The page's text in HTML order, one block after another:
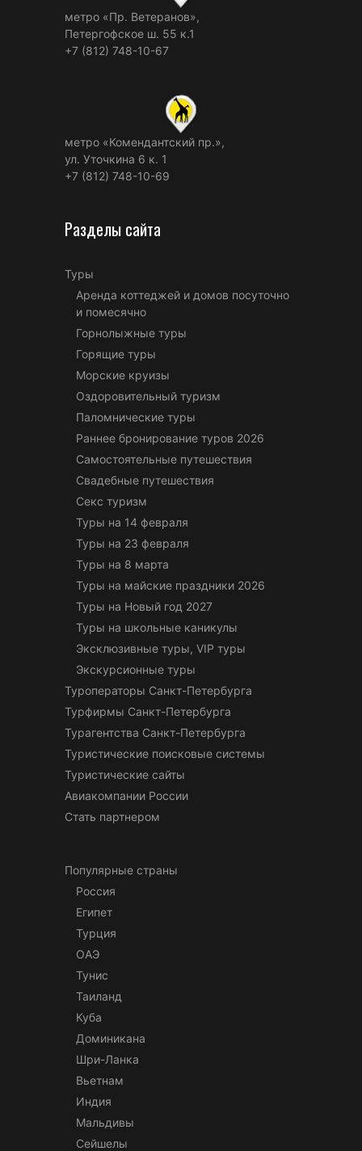
метро «Пр. Ветеранов»,
Петергофское ш. 55 к.1
+7 (812) 748-10-67
метро «Комендантский пр.»,
ул. Уточкина 6 к. 1
+7 (812) 748-10-69
Разделы сайта
Туры
Аренда коттеджей и домов посуточно
и помесячно
Горнолыжные туры
Горящие туры
Морские круизы
Оздоровительный туризм
Паломнические туры
Раннее бронирование туров 2026
Самостоятельные путешествия
Свадебные путешествия
Секс туризм
Туры на 14 февраля
Туры на 23 февраля
Туры на 8 марта
Туры на майские праздники 2026
Туры на Новый год 2027
Туры на школьные каникулы
Эксклюзивные туры, VIP туры
Экскурсионные туры
Туроператоры Санкт-Петербурга
Турфирмы Санкт-Петербурга
Турагентства Санкт-Петербурга
Туристические поисковые системы
Туристические сайты
Авиакомпании России
Стать партнером
Популярные страны
Россия
Египет
Турция
ОАЭ
Тунис
Таиланд
Куба
Доминикана
Шри-Ланка
Вьетнам
Индия
Мальдивы
Сейшелы